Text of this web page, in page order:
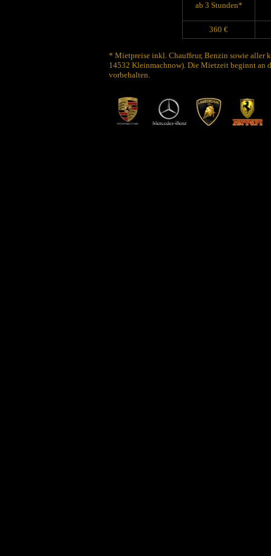
ab 3 Stunden*
360 €
* Mietpreise inkl. Chauffeur, Benzin sowie aller
14532 Kleinmachnow). Die Mietzeit beginnt an
vorbehalten.